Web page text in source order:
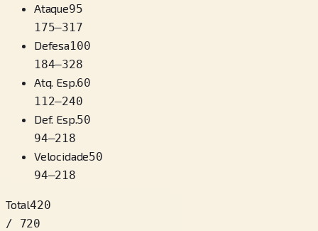
Ataque95
175–317
Defesa100
184–328
Atq. Esp.60
112–240
Def. Esp.50
94–218
Velocidade50
94–218
Total420
/ 720